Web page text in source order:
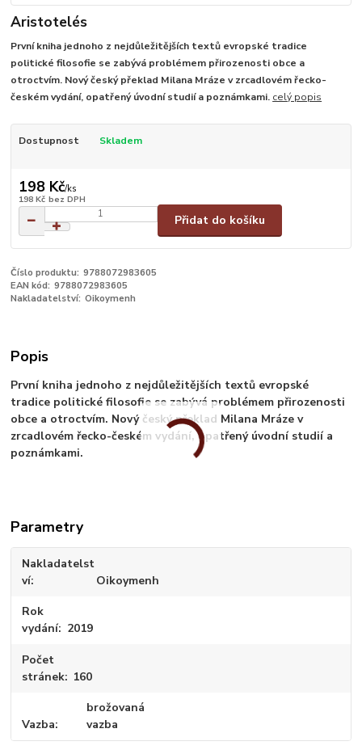
Aristotelés
První kniha jednoho z nejdůležitějších textů evropské tradice
politické filosofie se zabývá problémem přirozenosti obce a
otroctvím. Nový český překlad Milana Mráze v zrcadlovém řecko-
českém vydání, opatřený úvodní studií a poznámkami. celý popis
Dostupnost Skladem
198 Kč/ks
198 Kč bez DPH
Přidat do košíku
Číslo produktu: 9788072983605
EAN kód: 9788072983605
Nakladatelství: Oikoymenh
Popis
První kniha jednoho z nejdůležitějších textů evropské
tradice politické filosofie se zabývá problémem přirozenosti
obce a otroctvím. Nový český překlad Milana Mráze v
zrcadlovém řecko-českém vydání, opatřený úvodní studií a
poznámkami.
Parametry
Nakladatelst
ví
Oikoymenh
Rok
vydání
2019
Počet
stránek
160
Vazba
brožovaná
vazba